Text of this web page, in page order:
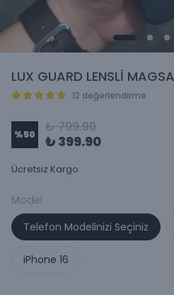
LUX GUARD LENSLİ
12 değerlendirme
%50 ₺ 799.90
₺ 399.90
Ücretsiz Kargo
Model
Telefon Modelinizi Seçiniz
iPhone 16